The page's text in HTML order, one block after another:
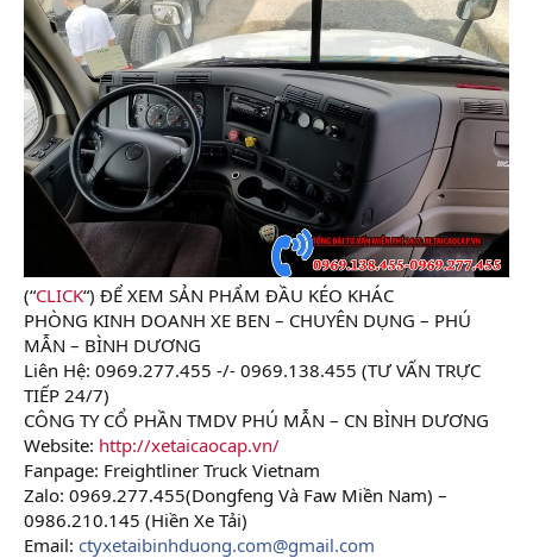
(“CLICK“) ĐỂ XEM SẢN PHẨM ĐẦU KÉO KHÁC
PHÒNG KINH DOANH XE BEN – CHUYÊN DỤNG – PHÚ
MẪN – BÌNH DƯƠNG
Liên Hệ: 0969.277.455 -/- 0969.138.455 (TƯ VẤN TRỰC
TIẾP 24/7)
CÔNG TY CỔ PHẦN TMDV PHÚ MẪN – CN BÌNH DƯƠNG
Website: http://xetaicaocap.vn/
Fanpage: Freightliner Truck Vietnam
Zalo: 0969.277.455(Dongfeng Và Faw Miền Nam) –
0986.210.145 (Hiền Xe Tải)
Email: ctyxetaibinhduong.com@gmail.com